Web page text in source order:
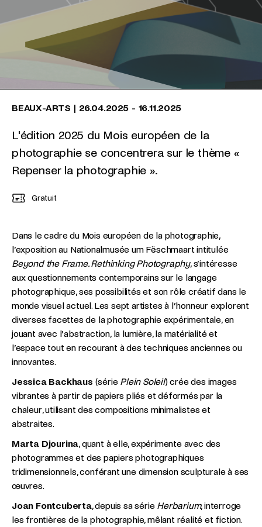
BEAUX-ARTS | 26.04.2025 - 16.11.2025
L'édition 2025 du Mois européen de la
photographie se concentrera sur le thème «
Repenser la photographie ».
Gratuit
Dans le cadre du Mois européen de la photographie,
l’exposition au Nationalmusée um Fëschmaart intitulée
Beyond the Frame. Rethinking Photography, s’intéresse
aux questionnements contemporains sur le langage
photographique, ses possibilités et son rôle créatif dans le
monde visuel actuel. Les sept artistes à l’honneur explorent
diverses facettes de la photographie expérimentale, en
jouant avec l’abstraction, la lumière, la matérialité et
l’espace tout en recourant à des techniques anciennes ou
innovantes.
Jessica Backhaus (série Plein Soleil) crée des images
vibrantes à partir de papiers pliés et déformés par la
chaleur, utilisant des compositions minimalistes et
abstraites.
Marta Djourina, quant à elle, expérimente avec des
photogrammes et des papiers photographiques
tridimensionnels, conférant une dimension sculpturale à ses
œuvres.
Joan Fontcuberta, depuis sa série Herbarium, interroge
les frontières de la photographie, mêlant réalité et fiction.